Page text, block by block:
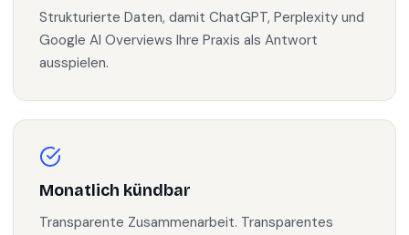
Strukturierte Daten, damit ChatGPT, Perplexity und
Google AI Overviews Ihre Praxis als Antwort
ausspielen.
Monatlich kündbar
Transparente Zusammenarbeit. Transparentes